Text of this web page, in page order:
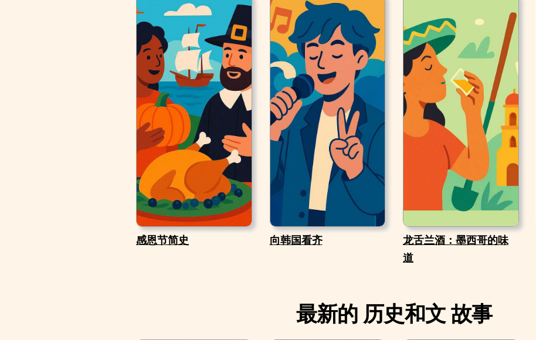
感恩节简史 向韩国看齐
龙舌兰酒：墨西哥的味
道
最新的 历史和文 故事